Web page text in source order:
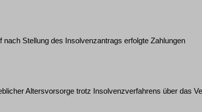
Stellung des Insolvenzantrags erfolgte Zahlungen
Altersvorsorge trotz Insolvenzverfahrens über das